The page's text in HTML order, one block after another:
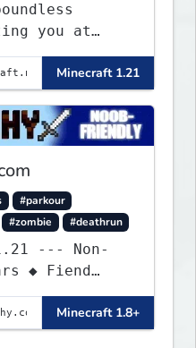
you at
Embark on a
plethora of
modes,
new
Minecraft 1.21
#parkour
#zombie #deathrun
--- Non-
◆ Fiend
Minecraft 1.8+